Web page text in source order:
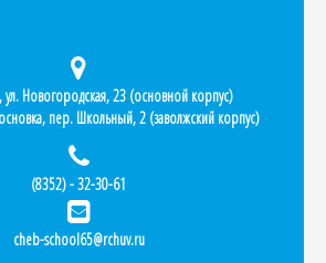
Новогородская, 23 (основной корпус)
пер. Школьный, 2 (заволжский корпус)
(8352) - 32-30-61
cheb-school65@rchuv.ru